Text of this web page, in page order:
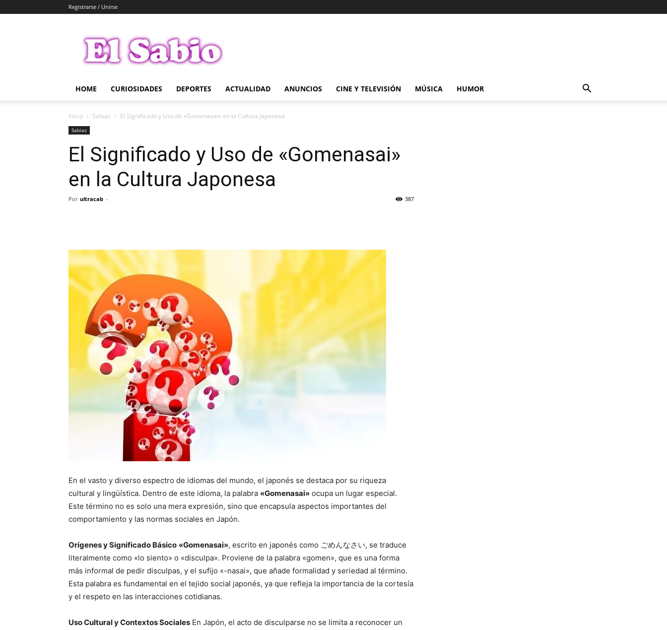
Registrarse / Unirse
Sabio
HOME CURIOSIDADES DEPORTES ACTUALIDAD ANUNCIOS CINE Y TELEVISIÓN MÚSICA HUMOR
Inicio Sabias El Significado y Uso de «Gomenasai» en la Cultura Japonesa
Sabias
El Significado y Uso de «Gomenasai»
en la Cultura Japonesa
Por ultracab - 387
En el vasto y diverso espectro de idiomas del mundo, el japonés se destaca por su riqueza
cultural y lingüística. Dentro de este idioma, la palabra «Gomenasai» ocupa un lugar especial.
Este término no es solo una mera expresión, sino que encapsula aspectos importantes del
comportamiento y las normas sociales en Japón.
Orígenes y Significado Básico «Gomenasai», escrito en japonés como ごめんなさい, se traduce
literalmente como «lo siento» o «disculpa». Proviene de la palabra «gomen», que es una forma
más informal de pedir disculpas, y el sufijo «-nasai», que añade formalidad y seriedad al término.
Esta palabra es fundamental en el tejido social japonés, ya que refleja la importancia de la cortesía
y el respeto en las interacciones cotidianas.
Uso Cultural y Contextos Sociales En Japón, el acto de disculparse no se limita a reconocer un